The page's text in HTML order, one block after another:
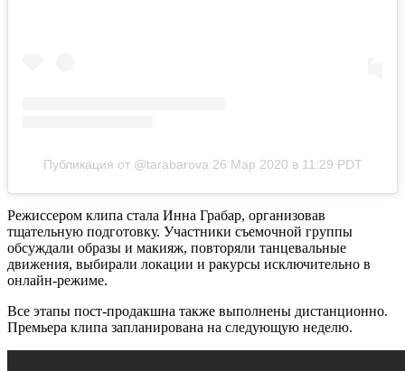
Публикация от @tarabarova 26 Мар 2020 в 11:29 PDT
Режиссером клипа стала Инна Грабар, организовав
тщательную подготовку. Участники съемочной группы
обсуждали образы и макияж, повторяли танцевальные
движения, выбирали локации и ракурсы исключительно в
онлайн-режиме.
Все этапы пост-продакшна также выполнены дистанционно.
Премьера клипа запланирована на следующую неделю.